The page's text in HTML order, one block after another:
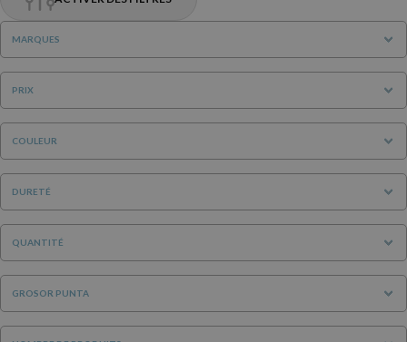
MARQUES
PRIX
COULEUR
DURETÉ
QUANTITÉ
GROSOR PUNTA